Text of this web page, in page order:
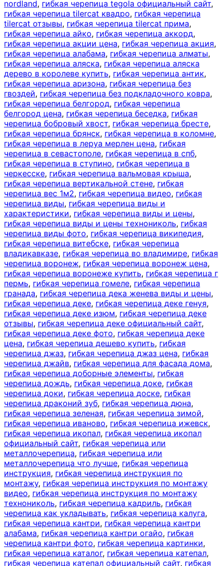
nordland, гибкая черепица tegola официальный сайт,
гибкая черепица tilercat квадро, гибкая черепица
tilercat отзывы, гибкая черепица tilercat прима,
гибкая черепица айко, гибкая черепица аккорд,
гибкая черепица акции цена, гибкая черепица акция,
гибкая черепица алабама, гибкая черепица алматы,
гибкая черепица аляска, гибкая черепица аляска
дерево в королеве купить, гибкая черепица антик,
гибкая черепица аризона, гибкая черепица без
гвоздей, гибкая черепица без подкладочного ковра,
гибкая черепица белгород, гибкая черепица
белгород цена, гибкая черепица беседка, гибкая
черепица бобровый хвост, гибкая черепица бресте,
гибкая черепица брянск, гибкая черепица в коломне,
гибкая черепица в леруа мерлен цена, гибкая
черепица в севастополе, гибкая черепица в спб,
гибкая черепица в ступино, гибкая черепица в
черкесске, гибкая черепица вальмовая крыша,
гибкая черепица вертикальной стене, гибкая
черепица вес 1м2, гибкая черепица видео, гибкая
черепица виды, гибкая черепица виды и
характеристики, гибкая черепица виды и цены,
гибкая черепица виды и цены технониколь, гибкая
черепица виды фото, гибкая черепица википедия,
гибкая черепица витебске, гибкая черепица
владикавказе, гибкая черепица во владимире, гибкая
черепица воронеж, гибкая черепица воронеж цена,
гибкая черепица воронеже купить, гибкая черепица г
пермь, гибкая черепица гомеле, гибкая черепица
гранада, гибкая черепица дека женева виды и цены,
гибкая черепица деке, гибкая черепица деке генуя,
гибкая черепица деке изюм, гибкая черепица деке
отзывы, гибкая черепица деке официальный сайт,
гибкая черепица деке фото, гибкая черепица деке
цена, гибкая черепица дешево купить, гибкая
черепица джаз, гибкая черепица джаз цена, гибкая
черепица джайв, гибкая черепица для фасада дома,
гибкая черепица доборные элементы, гибкая
черепица дождь, гибкая черепица доке, гибкая
черепица доки, гибкая черепица доске, гибкая
черепица драконий зуб, гибкая черепица дюна,
гибкая черепица зеленая, гибкая черепица зимой,
гибкая черепица иваново, гибкая черепица ижевск,
гибкая черепица икопал, гибкая черепица икопал
официальный сайт, гибкая черепица или
металлочерепица, гибкая черепица или
металлочерепица что лучше, гибкая черепица
инструкция, гибкая черепица инструкция по
монтажу, гибкая черепица инструкция по монтажу
видео, гибкая черепица инструкция по монтажу
технониколь, гибкая черепица кадриль, гибкая
черепица как укладывать, гибкая черепица калуга,
гибкая черепица кантри, гибкая черепица кантри
алабама, гибкая черепица кантри огайо, гибкая
черепица кантри фото, гибкая черепица картинки,
гибкая черепица каталог, гибкая черепица катепал,
гибкая черепица катепал официальный сайт, гибкая